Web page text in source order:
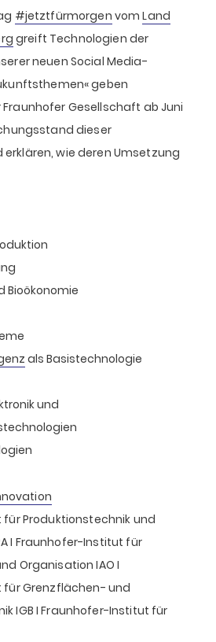
#jetztfürmorgen vomLand
greift Technologien der
neuen Social Media-
geben
Gesellschaft ab Juni
dieser
erklären, wie deren Umsetzung
Bioökonomie
als Basistechnologie
und
Produktionstechnik und
I Fraunhofer-Institut für
Organisation IAO I
Grenzflächen- und
IGB I Fraunhofer-Institut für